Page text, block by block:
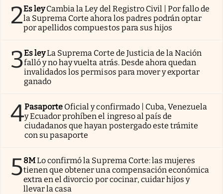
2Es ley Cambia la Ley del Registro Civil | Por fallo de
la Suprema Corte ahora los padres podrán optar
por apellidos compuestos para sus hijos
3Es leyLa Suprema Corte de Justicia de la Nación
falló y no hay vuelta atrás. Desde ahora quedan
invalidados los permisos para mover y exportar
ganado
4Pasaporte Oficial y confirmado | Cuba, Venezuela
y Ecuador prohíben el ingreso al país de
ciudadanos que hayan postergado este trámite
con su pasaporte
58MLo confirmó la Suprema Corte: las mujeres
tienen que obtener una compensación económica
extra en el divorcio por cocinar, cuidar hijos y
llevar la casa